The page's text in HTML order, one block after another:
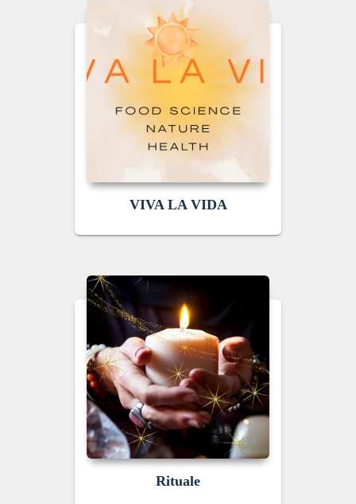
VIVA LA VIDA
Rituale